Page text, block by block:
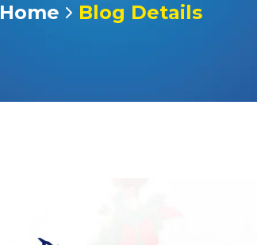
Home Blog Details